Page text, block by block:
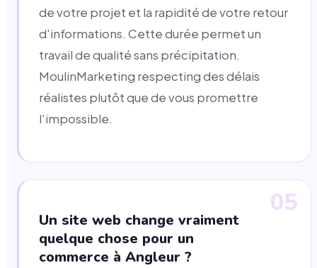
de votre projet et la rapidité de votre retour
d'informations. Cette durée permet un
travail de qualité sans précipitation.
MoulinMarketing respecting des délais
réalistes plutôt que de vous promettre
l'impossible.
05
Un site web change vraiment
quelque chose pour un
commerce à Angleur ?